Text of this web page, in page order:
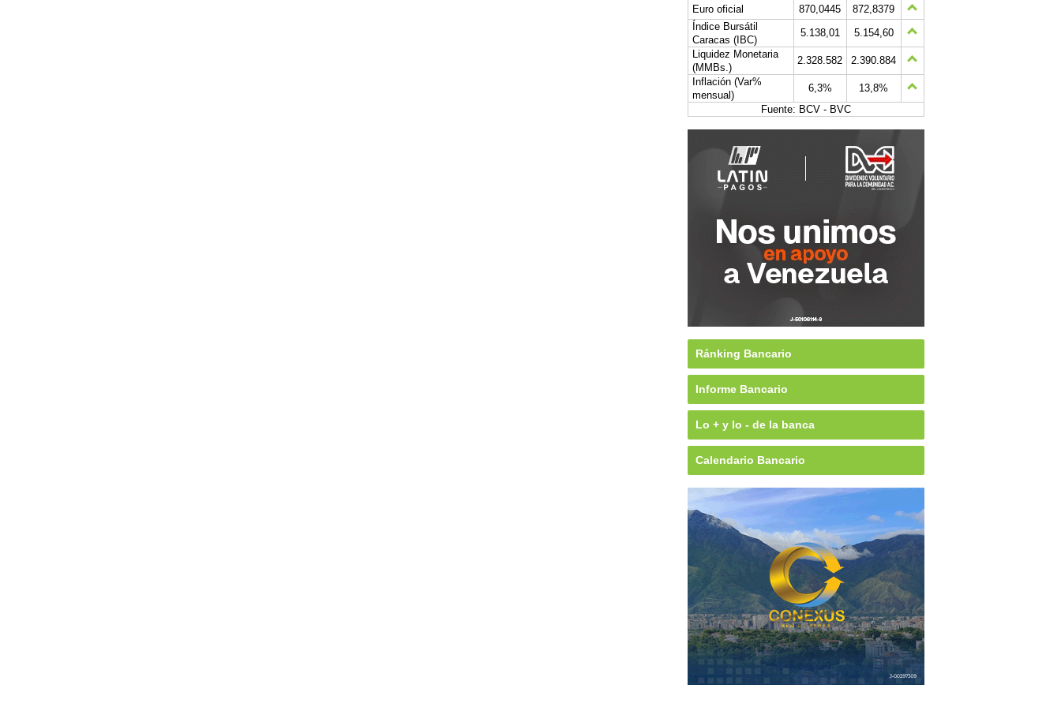
Euro oficial 870,0445
872,8379
Índice Bursátil
Caracas (IBC)
5.138,01
5.154,60
Liquidez Monetaria
(MMBs.)
2.328.582
2.390.884
Inflación (Var%
mensual)
6,3%
13,8%
Fuente: BCV - BVC
Ránking Bancario
Informe Bancario
Lo + y lo - de la banca
Calendario Bancario